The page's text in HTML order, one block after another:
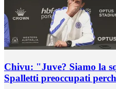
Chivu: "Juve? Siamo la
Spalletti preoccupati